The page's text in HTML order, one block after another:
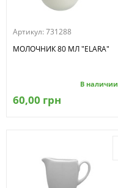
Артикул: 731288
МОЛОЧНИК 80 МЛ "ELARA"
В наличии
60,00 грн